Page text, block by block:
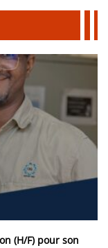
(H/F) pour son